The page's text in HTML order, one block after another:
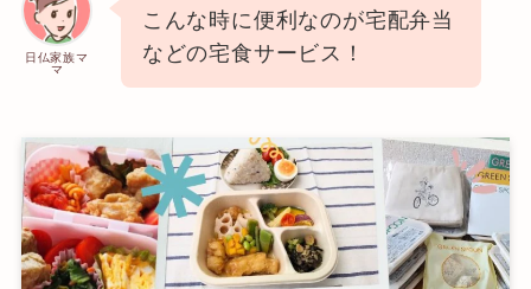
日仏家族マ
マ
こんな時に便利なのが宅配弁当
などの宅食サービス！